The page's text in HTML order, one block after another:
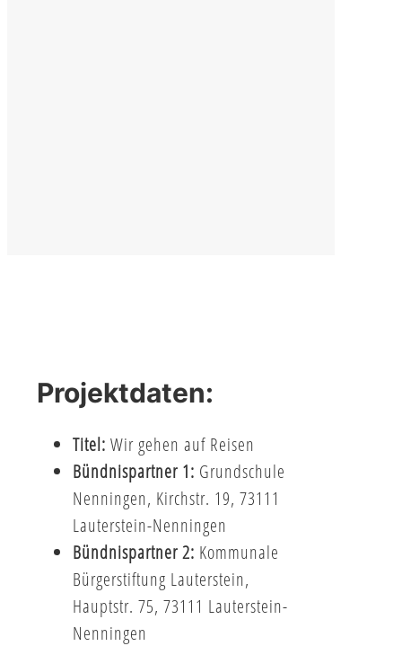
Projektdaten:
Titel: Wir gehen auf Reisen
Bündnispartner 1: Grundschule
Nenningen, Kirchstr. 19, 73111
Lauterstein-Nenningen
Bündnispartner 2: Kommunale
Bürgerstiftung Lauterstein,
Hauptstr. 75, 73111 Lauterstein-
Nenningen